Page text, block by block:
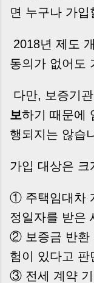
면 누구나 가입
2018년 제도
동의가 없어도
다만, 보증기
보하기 때문에
행되지는 않습
가입 대상은 크
① 주택임대차
정일자를 받은
② 보증금 반환
험이 있다고 판
③ 전세 계약 기